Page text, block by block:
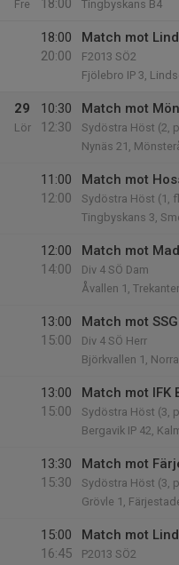
Fre
18:00
Tingbyskans B4
18:00
20:00
Match mot
F2013 SÖ2
Fjölebro IP 3,
29
Lör
10:30
12:30
Match mot
Sydöstra Höst (2,
Nynäs 21,
11:00
12:00
Match mot
Sydöstra Höst (1,
Tingbyskans 3,
12:00
14:00
Match mot
Div 4 SÖ Dam
Åvallen 1,
13:00
15:00
Match mot
Div 4 SÖ Herr
Björkvallen 1,
13:00
15:00
Match mot IFK
Sydöstra Höst (3,
Bergavik IP 42,
13:30
15:30
Match mot
Sydöstra Höst (3,
Grövle 1,
15:00
16:45
Match mot
P2013 SÖ2